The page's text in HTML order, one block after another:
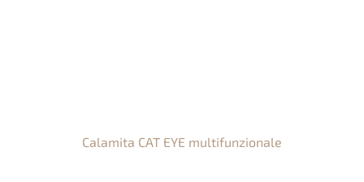
Calamita CAT EYE multifunzionale